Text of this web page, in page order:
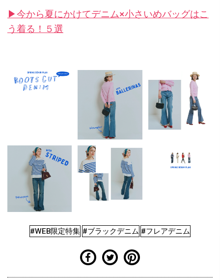
▶︎今から夏にかけてデニム×小さいめバッグはこ
う着る！５選
#WEB限定特集 #ブラックデニム #フレアデニム